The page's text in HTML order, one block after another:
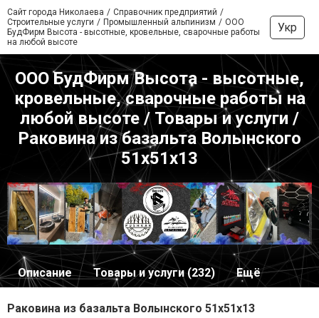
Сайт города Николаева
Справочник предприятий
Строительные услуги
Промышленный альпинизм
ООО
БудФирм Высота - высотные, кровельные, сварочные работы
на любой высоте
Укр
ООО БудФирм Высота - высотные,
кровельные, сварочные работы на
любой высоте / Товары и услуги /
Раковина из базальта Волынского
51х51х13
Описание Товары и услуги (232) Ещё
Раковина из базальта Волынского 51х51х13